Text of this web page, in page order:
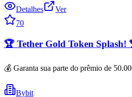
Detalhes
Ver
70
🏆 Tether Gold Token Splash!
💰 Garanta sua parte do prêmio de
Bybit